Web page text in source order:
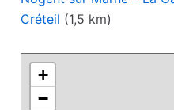
Créteil (1,5 km)
+
−